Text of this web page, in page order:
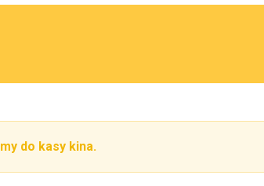
do kasy kina.